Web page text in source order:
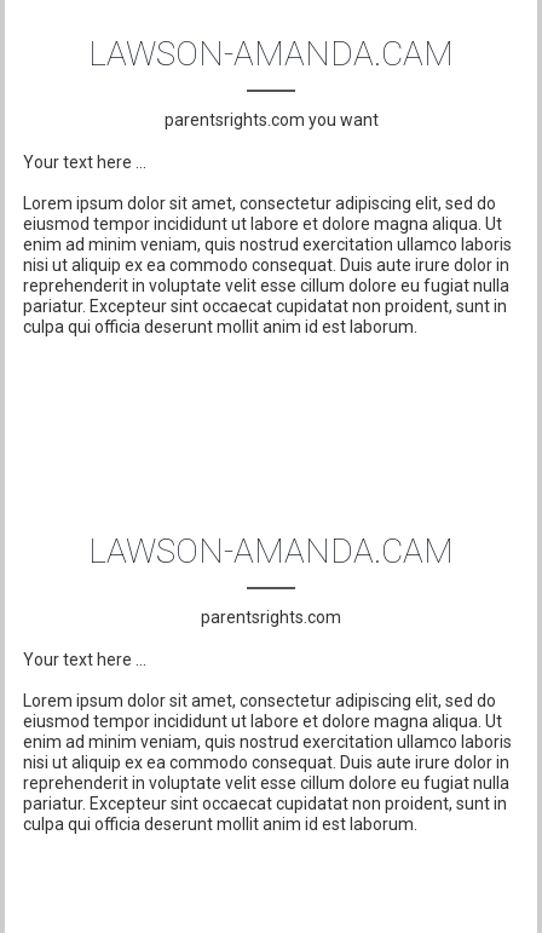
LAWSON-AMANDA.CAM
parentsrights.com you want
Your text here ...
Lorem ipsum dolor sit amet, consectetur adipiscing elit, sed do
eiusmod tempor incididunt ut labore et dolore magna aliqua. Ut
enim ad minim veniam, quis nostrud exercitation ullamco laboris
nisi ut aliquip ex ea commodo consequat. Duis aute irure dolor in
reprehenderit in voluptate velit esse cillum dolore eu fugiat nulla
pariatur. Excepteur sint occaecat cupidatat non proident, sunt in
culpa qui officia deserunt mollit anim id est laborum.
LAWSON-AMANDA.CAM
parentsrights.com
Your text here ...
Lorem ipsum dolor sit amet, consectetur adipiscing elit, sed do
eiusmod tempor incididunt ut labore et dolore magna aliqua. Ut
enim ad minim veniam, quis nostrud exercitation ullamco laboris
nisi ut aliquip ex ea commodo consequat. Duis aute irure dolor in
reprehenderit in voluptate velit esse cillum dolore eu fugiat nulla
pariatur. Excepteur sint occaecat cupidatat non proident, sunt in
culpa qui officia deserunt mollit anim id est laborum.